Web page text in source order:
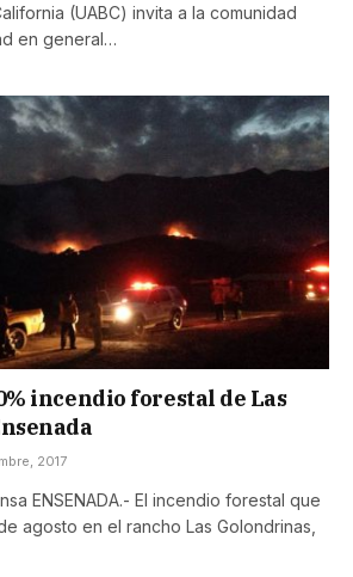
(UABC) invita a la comunidad
en general…
incendio forestal de Las
2017
ENSENADA.- El incendio forestal que
agosto en el rancho Las Golondrinas,